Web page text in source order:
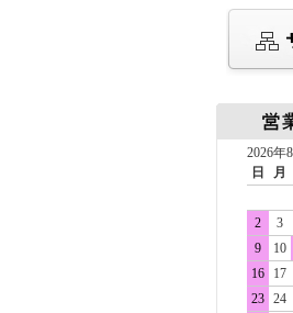
2026年
日
月
2
3
9
10
16
17
23
24